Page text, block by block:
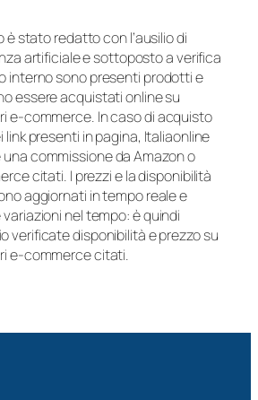
è stato redatto con l’ausilio di
artificiale e sottoposto a verifica
interno sono presenti prodotti e
essere acquistati online su
e-commerce. In caso di acquisto
presenti in pagina, Italiaonline
commissione da Amazon o
citati. I prezzi e la disponibilità
aggiornati in tempo reale e
nel tempo: è quindi
verificate disponibilità e prezzo su
e-commerce citati.